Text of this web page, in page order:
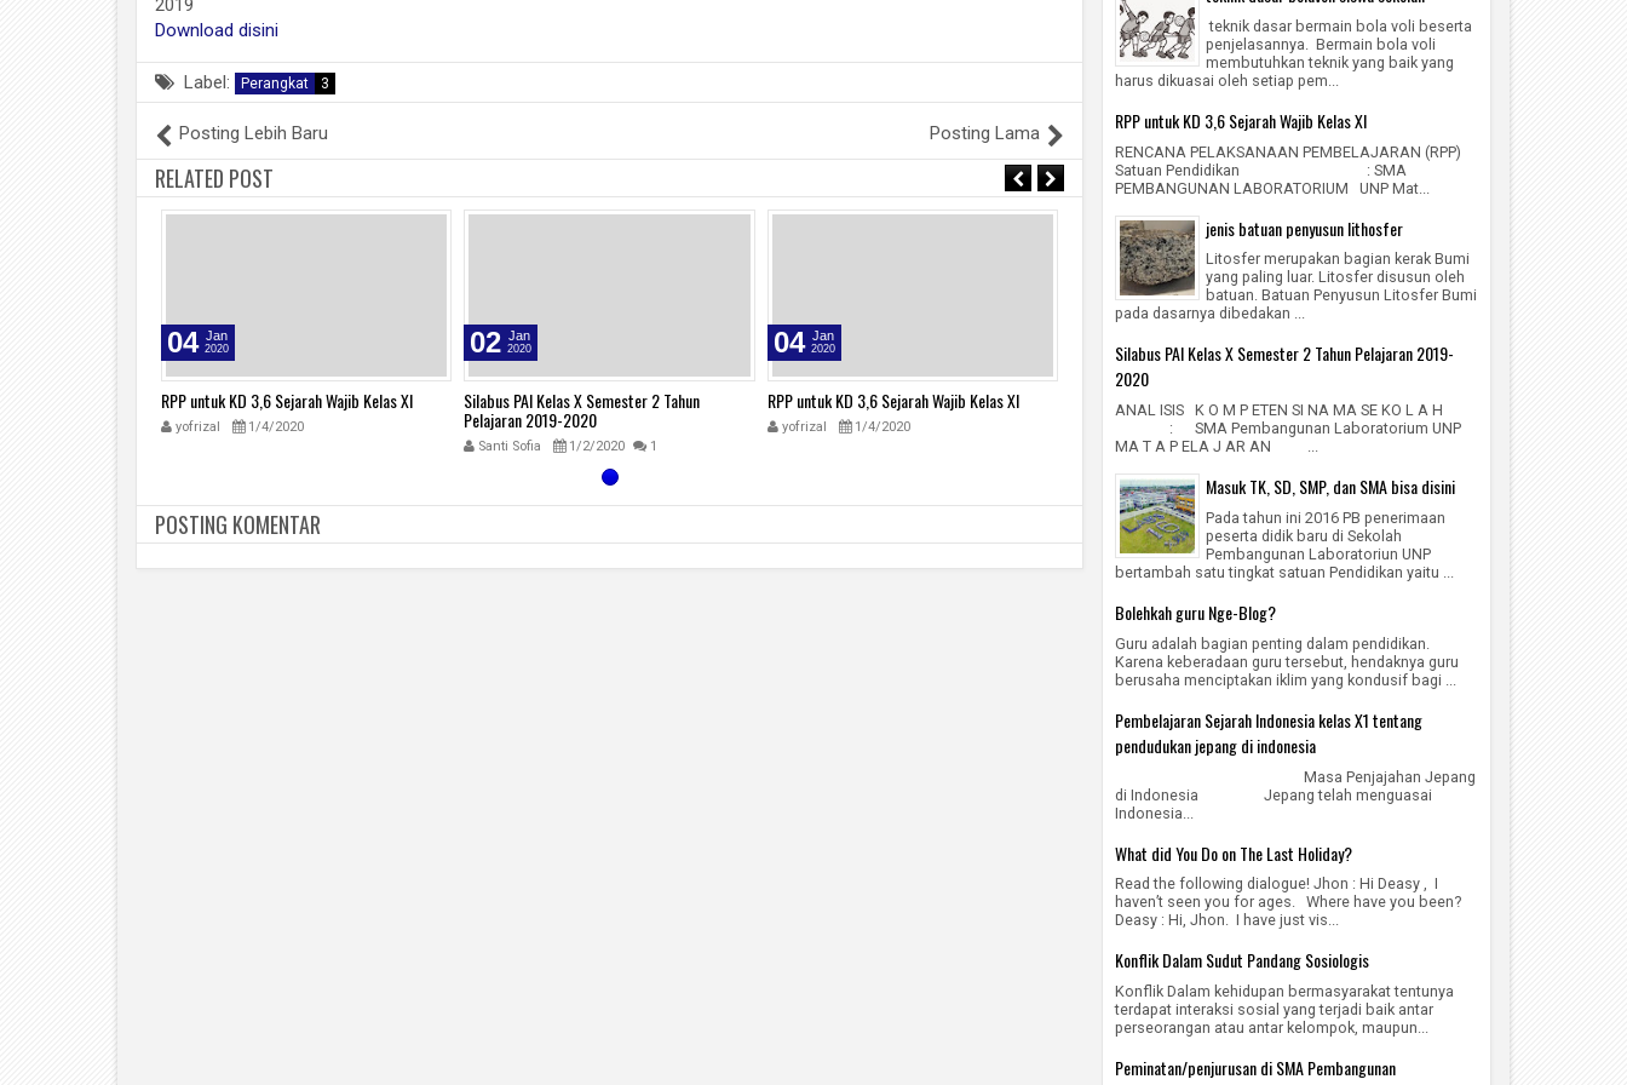
2019
Download disini
Label: Perangkat 3
Posting Lebih Baru Posting Lama
RELATED POST
04 Jan
2020
RPP untuk KD 3,6 Sejarah Wajib Kelas XI
yofrizal 1/4/2020
02 Jan
2020
Silabus PAI Kelas X Semester 2 Tahun
Pelajaran 2019-2020
Santi Sofia 1/2/2020 1
04 Jan
2020
RPP untuk KD 3,6 Sejarah Wajib Kelas XI
yofrizal 1/4/2020
2020
Silabus PAI Kelas X Semester 2 Tahun
Pelajaran 2019-2020
Santi Sofia 1/2/2020 1
04 2020
RPP untuk KD 3,6 Sejarah Wajib Kelas XI
yofrizal 1/4/2020
POSTING KOMENTAR
teknik dasar bermain bola voli beserta
penjelasannya. Bermain bola voli
membutuhkan teknik yang baik yang
harus dikuasai oleh setiap pem...
RPP untuk KD 3,6 Sejarah Wajib Kelas XI
RENCANA PELAKSANAAN PEMBELAJARAN (RPP)
Satuan Pendidikan : SMA
PEMBANGUNAN LABORATORIUM UNP Mat...
jenis batuan penyusun lithosfer
Litosfer merupakan bagian kerak Bumi
yang paling luar. Litosfer disusun oleh
batuan. Batuan Penyusun Litosfer Bumi
pada dasarnya dibedakan ...
Silabus PAI Kelas X Semester 2 Tahun Pelajaran 2019-
2020
ANAL ISIS K O M P ETEN SI NA MA SE KO L A H
: SMA Pembangunan Laboratorium UNP
MA T A P ELA J AR AN ...
Masuk TK, SD, SMP, dan SMA bisa disini
Pada tahun ini 2016 PB penerimaan
peserta didik baru di Sekolah
Pembangunan Laboratoriun UNP
bertambah satu tingkat satuan Pendidikan yaitu ...
Bolehkah guru Nge-Blog?
Guru adalah bagian penting dalam pendidikan.
Karena keberadaan guru tersebut, hendaknya guru
berusaha menciptakan iklim yang kondusif bagi ...
Pembelajaran Sejarah Indonesia kelas X1 tentang
pendudukan jepang di indonesia
Masa Penjajahan Jepang
di Indonesia Jepang telah menguasai
Indonesia...
What did You Do on The Last Holiday?
Read the following dialogue! Jhon : Hi Deasy , I
haven’t seen you for ages. Where have you been?
Deasy : Hi, Jhon. I have just vis...
Konflik Dalam Sudut Pandang Sosiologis
Konflik Dalam kehidupan bermasyarakat tentunya
terdapat interaksi sosial yang terjadi baik antar
perseorangan atau antar kelompok, maupun...
Peminatan/penjurusan di SMA Pembangunan